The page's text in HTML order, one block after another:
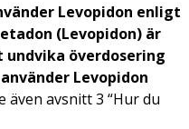
Levopidon enligt
(Levopidon) är
överdosering
Levopidon
även avsnitt 3 “Hur du